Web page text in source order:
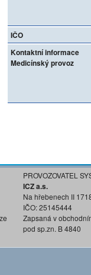
IČO
Kontaktní informace
Medicínský provoz
PROVOZOVATEL
ICZ a.s.
Na hřebenech II
IČO: 25145444
Zapsaná v
pod sp.zn. B 4840